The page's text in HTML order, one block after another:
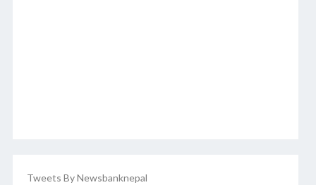
Tweets By Newsbanknepal